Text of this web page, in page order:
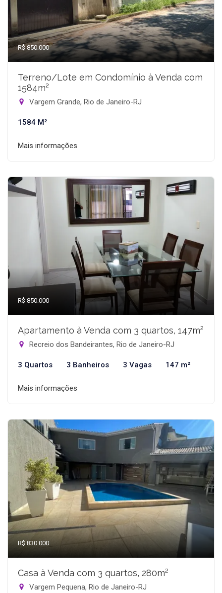
R$ 850.000
Terreno/Lote em Condomínio à Venda com
1584m²
Vargem Grande, Rio de Janeiro-RJ
1584 M²
Mais informações
R$ 850.000
Apartamento à Venda com 3 quartos, 147m²
Recreio dos Bandeirantes, Rio de Janeiro-RJ
3 Quartos 3 Banheiros 3 Vagas 147 m²
Mais informações
R$ 830.000
Casa à Venda com 3 quartos, 280m²
Vargem Pequena, Rio de Janeiro-RJ